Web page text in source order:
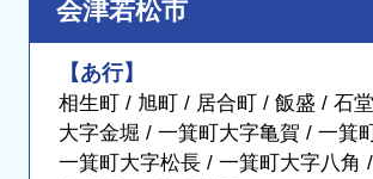
会津若松市
【あ行】
相生町 / 旭町 / 居合町 / 飯盛 / 石
大字金堀 / 一箕町大字亀賀 / 一箕
一箕町大字松長 / 一箕町大字八角